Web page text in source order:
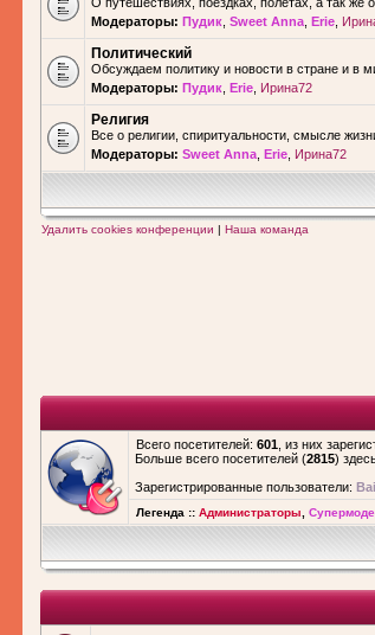
Модераторы: Пудик Sweet Anna Erie
Политический
Обсуждаем политику и новости в стране и в
Модераторы: Пудик Erie Ирина72
Религия
Все о религии, спиритуальности, смысле
Модераторы: Sweet Anna Erie Ирина72
Удалить cookies конференции | Наша команда
Всего посетителей: 601 , из них
Больше всего посетителей (2815)
Зарегистрированные пользователи:
Легенда :: Администраторы